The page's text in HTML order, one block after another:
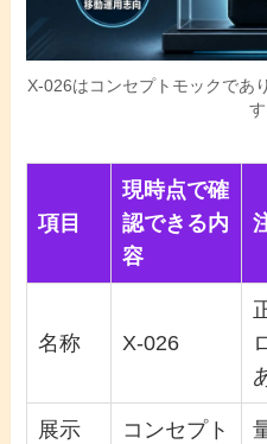
X-026はコンセプトモックであ
す
項目
現時点で確
認できる内
容
名称 X-026
展示
コンセプト